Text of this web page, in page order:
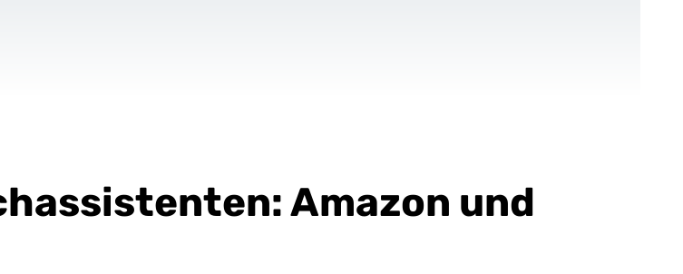
Amazon und